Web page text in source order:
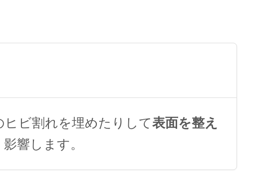
ビ割れを埋めたりして表面を整え
響します。